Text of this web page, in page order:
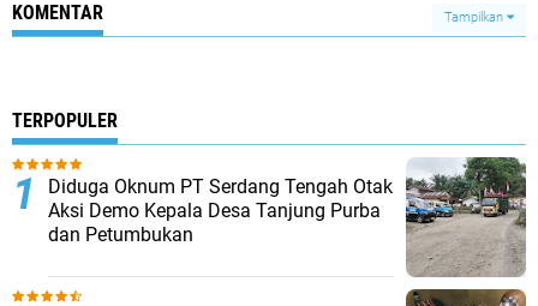
KOMENTAR Tampilkan
TERPOPULER
Diduga Oknum PT Serdang Tengah Otak
Aksi Demo Kepala Desa Tanjung Purba
dan Petumbukan